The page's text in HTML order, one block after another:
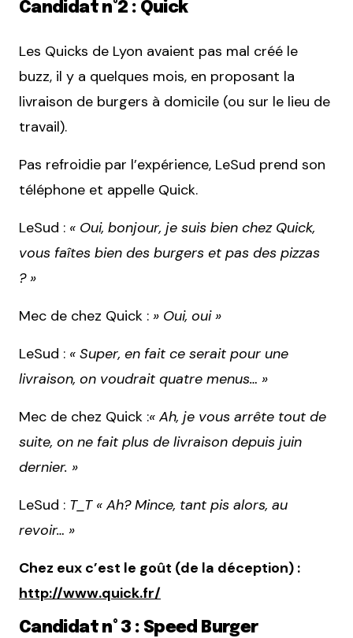
Candidat n°2 : Quick
Les Quicks de Lyon avaient pas mal créé le
buzz, il y a quelques mois, en proposant la
livraison de burgers à domicile (ou sur le lieu de
travail).
Pas refroidie par l’expérience, LeSud prend son
téléphone et appelle Quick.
LeSud : « Oui, bonjour, je suis bien chez Quick,
vous faîtes bien des burgers et pas des pizzas
? »
Mec de chez Quick : » Oui, oui »
LeSud : « Super, en fait ce serait pour une
livraison, on voudrait quatre menus… »
Mec de chez Quick :« Ah, je vous arrête tout de
suite, on ne fait plus de livraison depuis juin
dernier. »
LeSud : T_T « Ah? Mince, tant pis alors, au
revoir… »
Chez eux c’est le goût (de la déception) :
http://www.quick.fr/
Candidat n° 3 : Speed Burger